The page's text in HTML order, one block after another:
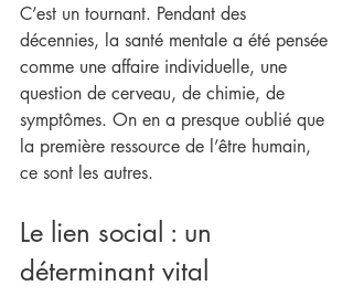
C’est un tournant. Pendant des
décennies, la santé mentale a été pensée
comme une affaire individuelle, une
question de cerveau, de chimie, de
symptômes. On en a presque oublié que
la première ressource de l’être humain,
ce sont les autres.
Le lien social : un
déterminant vital